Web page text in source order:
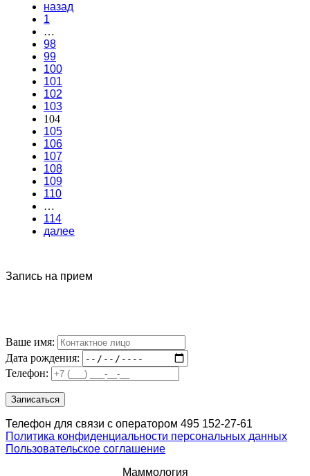
назад
1
…
98
99
100
101
102
103
104
105
106
107
108
109
110
…
114
далее
Запись на прием
Ваше имя:
Дата рождения:
Телефон:
Телефон для связи с оператором 495 152-27-61
Политика конфиденциальности персональных данных
Пользовательское соглашение
Маммология